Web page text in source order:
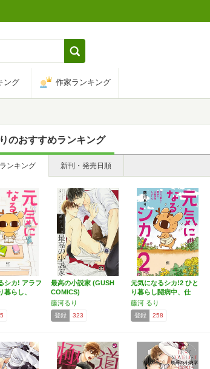
ング 作家ランキング
のおすすめランキング
ンキング 新刊・発売日順
シカ! アラフ
暮らし、
最高の小説家 (GUSH
COMICS)
藤河るり
登録 323
元気になるシカ!2 ひと
り暮らし闘病中、仕
事…
藤河 るり
登録 258